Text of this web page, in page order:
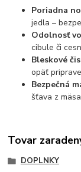
Poriadna
jedla –
Odolnosť
cibule či
Bleskové
opäť
Bezpečná
šťava z
Tovar
DOPLNKY